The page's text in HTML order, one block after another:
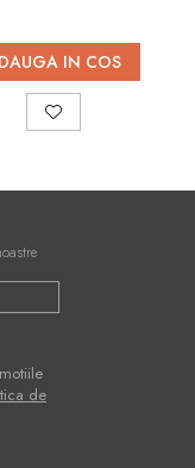
IN COS
de